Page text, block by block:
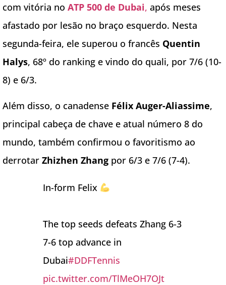
com vitória no ATP 500 de Dubai, após meses
afastado por lesão no braço esquerdo. Nesta
segunda-feira, ele superou o francês Quentin
Halys, 68º do ranking e vindo do quali, por 7/6 (10-
8) e 6/3.
Além disso, o canadense Félix Auger-Aliassime,
principal cabeça de chave e atual número 8 do
mundo, também confirmou o favoritismo ao
derrotar Zhizhen Zhang por 6/3 e 7/6 (7-4).
In-form Felix
The top seeds defeats Zhang 6-3
7-6 top advance in
Dubai#DDFTennis
pic.twitter.com/TlMeOH7OJt